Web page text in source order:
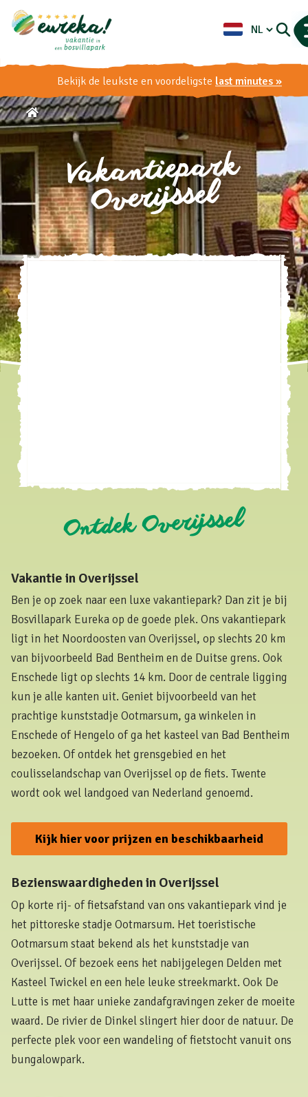
Bekijk de leukste en voordeligste last minutes »
Vakantiepark
Overijssel
Ontdek Overijssel
Vakantie in Overijssel
Ben je op zoek naar een luxe vakantiepark? Dan zit je bij
Bosvillapark Eureka op de goede plek. Ons vakantiepark
ligt in het Noordoosten van Overijssel, op slechts 20 km
van bijvoorbeeld Bad Bentheim en de Duitse grens. Ook
Enschede ligt op slechts 14 km. Door de centrale ligging
kun je alle kanten uit. Geniet bijvoorbeeld van het
prachtige kunststadje Ootmarsum, ga winkelen in
Enschede of Hengelo of ga het kasteel van Bad Bentheim
bezoeken. Of ontdek het grensgebied en het
coulisselandschap van Overijssel op de fiets. Twente
wordt ook wel landgoed van Nederland genoemd.
Kijk hier voor prijzen en beschikbaarheid
Bezienswaardigheden in Overijssel
Op korte rij- of fietsafstand van ons vakantiepark vind je
het pittoreske stadje Ootmarsum. Het toeristische
Ootmarsum staat bekend als het kunststadje van
Overijssel. Of bezoek eens het nabijgelegen Delden met
Kasteel Twickel en een hele leuke streekmarkt. Ook De
Lutte is met haar unieke zandafgravingen zeker de moeite
waard. De rivier de Dinkel slingert hier door de natuur. De
perfecte plek voor een wandeling of fietstocht vanuit ons
bungalowpark.